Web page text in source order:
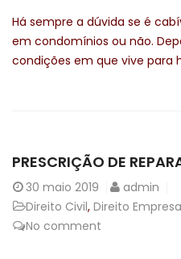
Há sempre a dúvida se é
em condomínios ou não.
condições em que vive para
PRESCRIÇÃO DE
30 maio 2019
admin
Direito Civil, Direito
No comment